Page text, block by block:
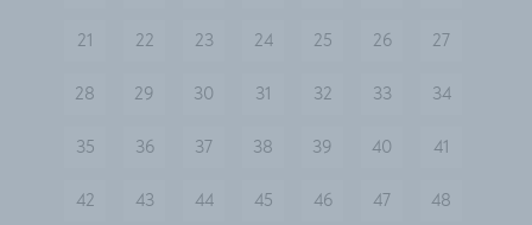
21 22 23 24 25 26 27
28 29 30 31 32 33 34
35 36 37 38 39 40 41
42 43 44 45 46 47 48